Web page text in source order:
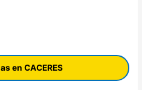
en CACERES